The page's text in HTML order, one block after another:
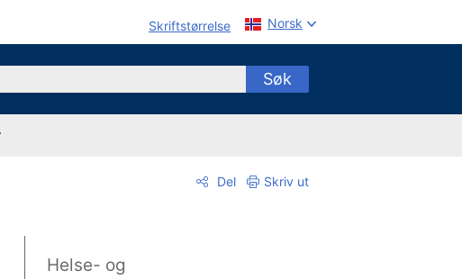
Skriftstørrelse Norsk
Søk
Del Skriv ut
Helse- og